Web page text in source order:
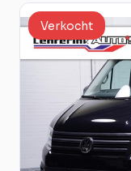
Verkocht